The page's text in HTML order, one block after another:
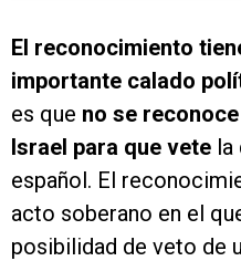
El reconocimiento
importante calado
es que no se reconoce
Israel para que vete la
español. El
acto soberano en el
posibilidad de veto de